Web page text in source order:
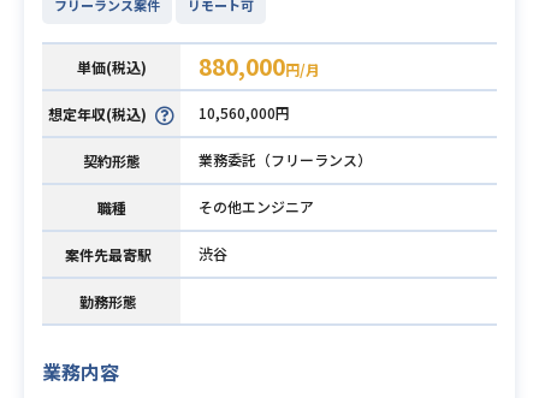
フリーランス案件 リモート可
単価(税込) 880,000円/月
想定年収(税込) 10,560,000円
契約形態 業務委託（フリーランス）
職種 その他エンジニア
案件先最寄駅 渋谷
勤務形態
業務内容